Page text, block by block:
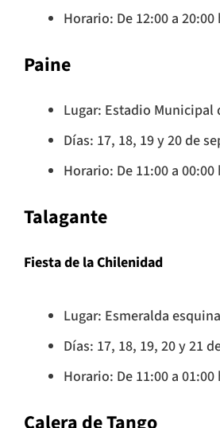
Horario: De 12:00 a 20:00
Paine
Lugar: Estadio Municipal
Días: 17, 18, 19 y 20 de
Horario: De 11:00 a 00:00
Talagante
Fiesta de la Chilenidad
Lugar: Esmeralda
Días: 17, 18, 19, 20 y 21
Horario: De 11:00 a 01:00